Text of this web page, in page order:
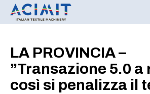
LA PROVINCIA –
”Transazione 5.0 a
così si penalizza il